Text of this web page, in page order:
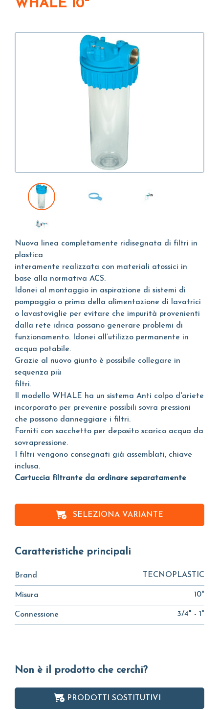
WHALE 10"
Nuova linea completamente ridisegnata di filtri in
plastica
interamente realizzata con materiali atossici in
base alla normativa ACS.
Idonei al montaggio in aspirazione di sistemi di
pompaggio o prima della alimentazione di lavatrici
o lavastoviglie per evitare che impurità provenienti
dalla rete idrica possano generare problemi di
funzionamento. Idonei all’utilizzo permanente in
acqua potabile.
Grazie al nuovo giunto è possibile collegare in
sequenza più
filtri.
Il modello WHALE ha un sistema Anti colpo d'ariete
incorporato per prevenire possibili sovra pressioni
che possono danneggiare i filtri.
Forniti con sacchetto per deposito scarico acqua da
sovrapressione.
I filtri vengono consegnati già assemblati, chiave
inclusa.
Cartuccia filtrante da ordinare separatamente
SELEZIONA VARIANTE
Caratteristiche principali
Brand TECNOPLASTIC
Misura 10"
Connessione 3/4" - 1"
Non è il prodotto che cerchi?
PRODOTTI SOSTITUTIVI